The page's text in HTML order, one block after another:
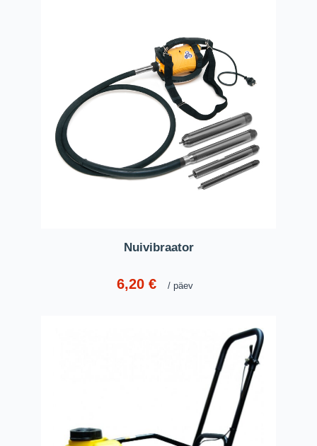
Nuivibraator
6,20 € päev